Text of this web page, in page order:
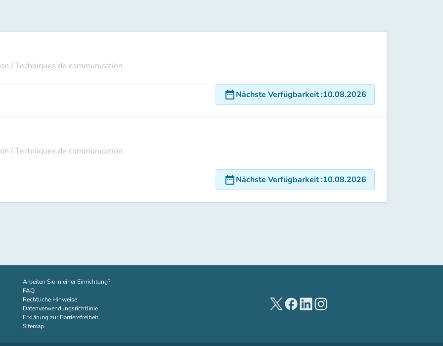
/ Techniques de communication
date_rangeNächste Verfügbarkeit:10.08.2026
/ Techniques de communication
date_rangeNächste Verfügbarkeit:10.08.2026
Arbeiten Sie in einer Einrichtung?(new tab)
FAQ
Rechtliche Hinweise
Datenverwendungsrichtlinie
Erklärung zur Barrierefreiheit
Sitemap
(new tab)(new tab)(new tab)